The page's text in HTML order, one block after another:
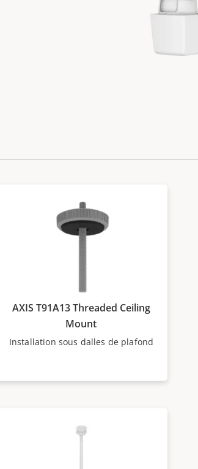
AXIS T91A13 Threaded Ceiling
Mount
Installation sous dalles de plafond